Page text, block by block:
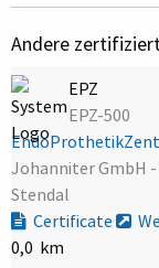
Andere
EPZ
EPZ-500
Johanniter GmbH -
Stendal
Certificate
0,0 km